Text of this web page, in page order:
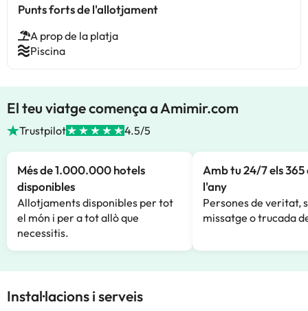
Punts forts de l'allotjament
A prop de la platja
Piscina
El teu viatge comença a Amimir.com
Trustpilot 4.5/5
Més de 1.000.000 hotels
disponibles
Allotjaments disponibles per tot
el món i per a tot allò que
necessitis.
Amb tu 24/7 els 365
l'any
Persones de veritat,
missatge o trucada
Instal·lacions i serveis